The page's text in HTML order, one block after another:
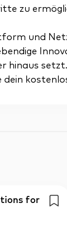
zu
und
hinaus setzt.
for